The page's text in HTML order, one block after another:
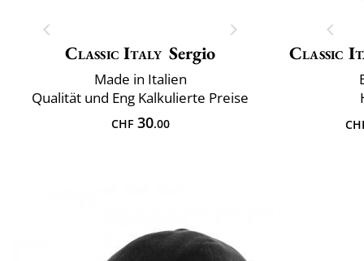
Classic Italy Sergio
Made in Italien
Qualität und Eng Kalkulierte Preise
CHF30.00
Classic